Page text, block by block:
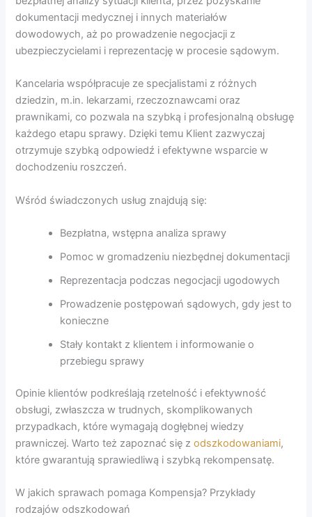
dokumentacji medycznej i innych materiałów
dowodowych, aż po prowadzenie negocjacji z
ubezpieczycielami i reprezentację w procesie sądowym.
Kancelaria współpracuje ze specjalistami z różnych
dziedzin, m.in. lekarzami, rzeczoznawcami oraz
prawnikami, co pozwala na szybką i profesjonalną obsługę
każdego etapu sprawy. Dzięki temu Klient zazwyczaj
otrzymuje szybką odpowiedź i efektywne wsparcie w
dochodzeniu roszczeń.
Wśród świadczonych usług znajdują się:
Bezpłatna, wstępna analiza sprawy
Pomoc w gromadzeniu niezbędnej dokumentacji
Reprezentacja podczas negocjacji ugodowych
Prowadzenie postępowań sądowych, gdy jest to
konieczne
Stały kontakt z klientem i informowanie o
przebiegu sprawy
Opinie klientów podkreślają rzetelność i efektywność
obsługi, zwłaszcza w trudnych, skomplikowanych
przypadkach, które wymagają dogłębnej wiedzy
prawniczej. Warto też zapoznać się zodszkodowaniami,
które gwarantują sprawiedliwą i szybką rekompensatę.
W jakich sprawach pomaga Kompensja? Przykłady
rodzajów odszkodowań